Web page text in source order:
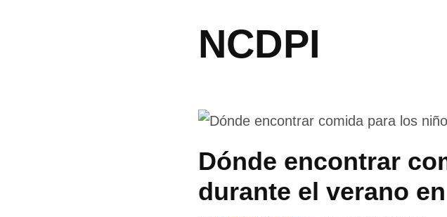
NCDPI
Dónde encontrar
durante el verano